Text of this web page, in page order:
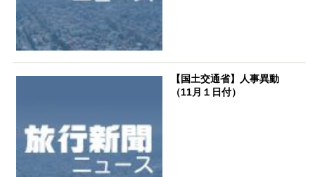
【国土交通省】人事異動
（11月１日付）